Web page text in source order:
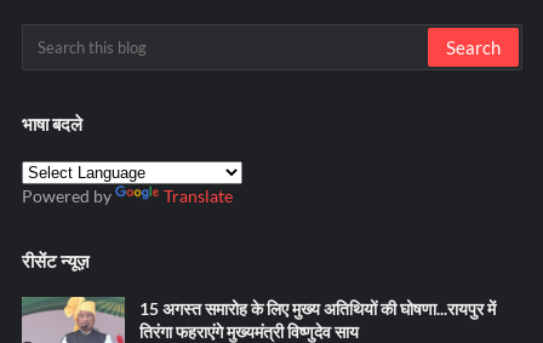
भाषा बदले
Powered by Translate
रीसेंट न्यूज़
15 अगस्त समारोह के लिए मुख्य अतिथियों की घोषणा...रायपुर में
तिरंगा फहराएंगे मुख्यमंत्री विष्णुदेव साय